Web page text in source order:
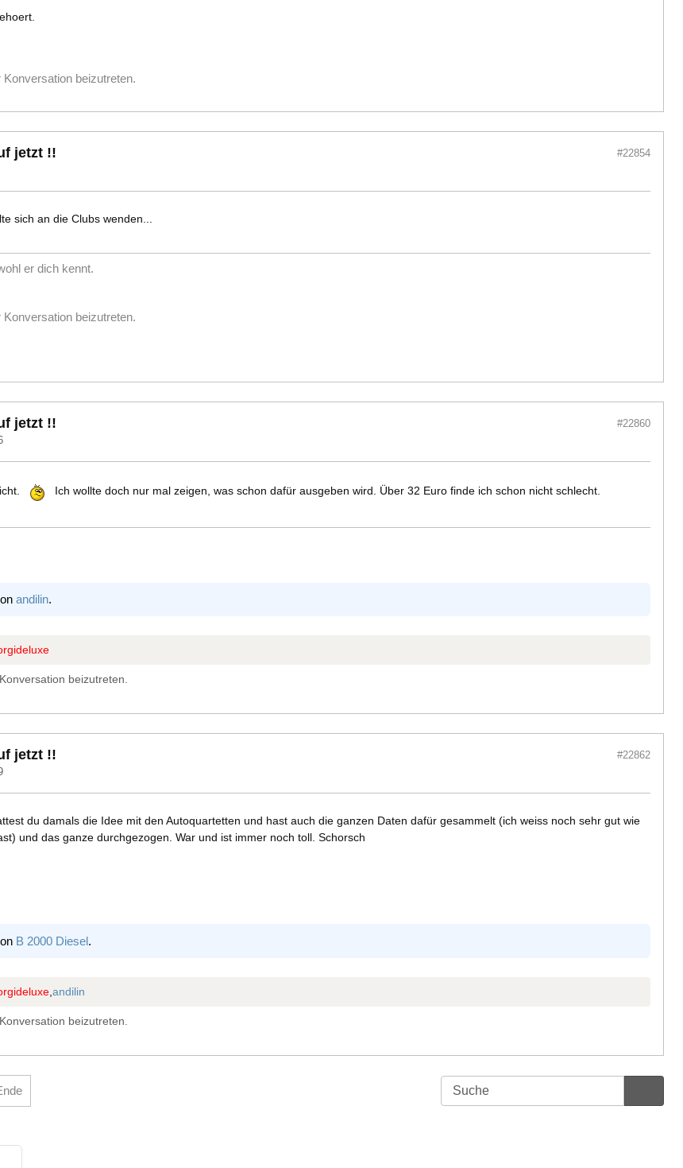
Konversation beizutreten.
jetzt !! #22854
sich an die Clubs wenden...
er dich kennt.
Konversation beizutreten.
jetzt !! #22860
Ich wollte doch nur mal zeigen, was schon dafür ausgeben wird. Über 32 Euro finde ich schon nicht schlecht.
andilin.
beizutreten.
jetzt !! #22862
du damals die Idee mit den Autoquartetten und hast auch die ganzen Daten dafür gesammelt (ich weiss noch sehr gut wie
und das ganze durchgezogen. War und ist immer noch toll. Schorsch
B 2000 Diesel.
, andilin
beizutreten.